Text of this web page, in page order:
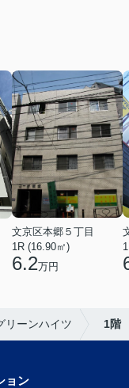
文京区本郷５丁目
1R (16.90㎡)
6.2万円
リーンハイツ 1階
ョン